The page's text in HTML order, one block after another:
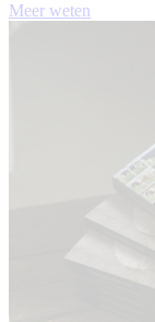
Meer weten